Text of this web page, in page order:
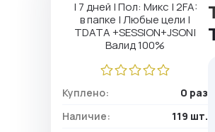
Куплено:
0 раз
Наличие:
119 шт.